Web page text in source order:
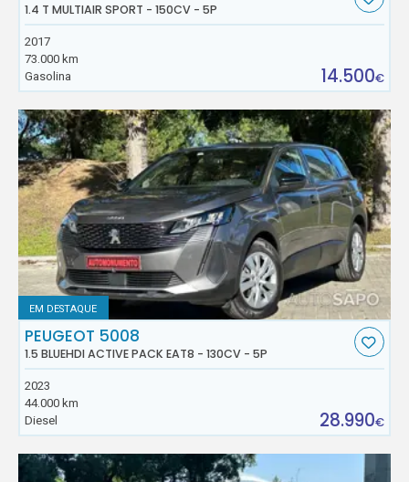
1.4 T MULTIAIR SPORT - 150CV - 5P
2017
73.000 km
Gasolina
14.500€
EM DESTAQUE
PEUGEOT 5008
1.5 BLUEHDI ACTIVE PACK EAT8 - 130CV - 5P
2023
44.000 km
Diesel
28.990€